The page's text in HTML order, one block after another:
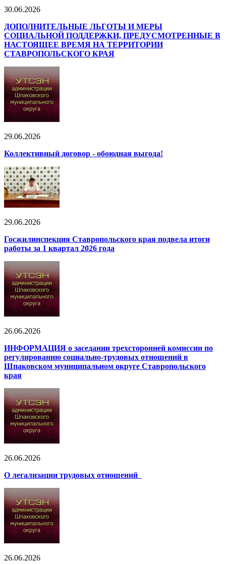
30.06.2026
ДОПОЛНИТЕЛЬНЫЕ ЛЬГОТЫ И МЕРЫ
СОЦИАЛЬНОЙ ПОДДЕРЖКИ, ПРЕДУСМОТРЕННЫЕ В
НАСТОЯЩЕЕ ВРЕМЯ НА ТЕРРИТОРИИ
СТАВРОПОЛЬСКОГО КРАЯ
29.06.2026
Коллективный договор - обоюдная выгода!
29.06.2026
Госжилинспекция Ставропольского края подвела итоги
работы за 1 квартал 2026 года
26.06.2026
ИНФОРМАЦИЯ о заседании трехсторонней комиссии по
регулированию социально-трудовых отношений в
Шпаковском муниципальном округе Ставропольского
края
26.06.2026
О легализации трудовых отношений
26.06.2026